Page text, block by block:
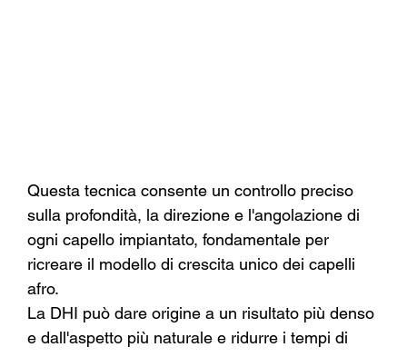
Questa tecnica consente un controllo preciso
sulla profondità, la direzione e l'angolazione di
ogni capello impiantato, fondamentale per
ricreare il modello di crescita unico dei capelli
afro.
La DHI può dare origine a un risultato più denso
e dall'aspetto più naturale e ridurre i tempi di